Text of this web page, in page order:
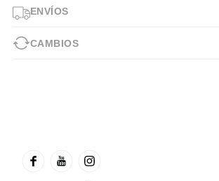
ENVÍOS
CAMBIOS